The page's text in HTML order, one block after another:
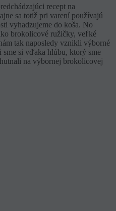
recept na
sa totiž pri varení používajú
vyhadzujeme do koša. No
brokolicové ružičky, veľké
tak naposledy vznikli výborné
sme si vďaka hlúbu, ktorý sme
na výbornej brokolicovej